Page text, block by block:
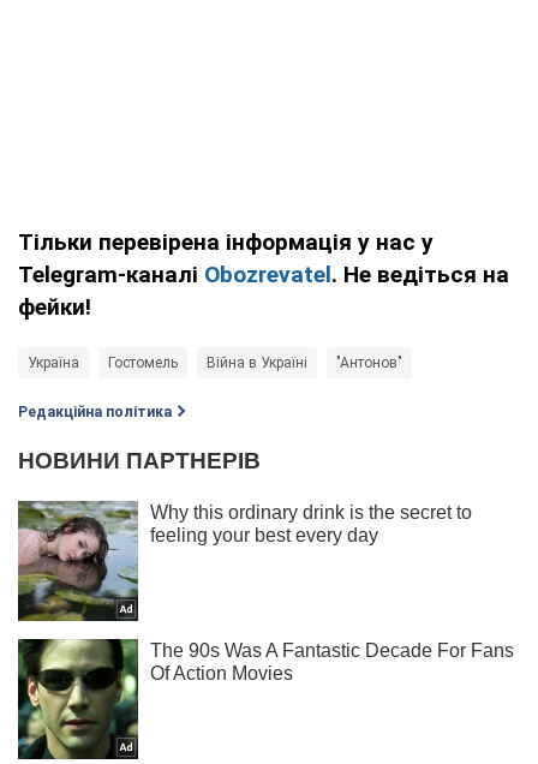
Тільки перевірена інформація у нас у
Telegram-каналі Obozrevatel. Не ведіться на
фейки!
Україна Гостомель Війна в Україні "Антонов"
Редакційна політика